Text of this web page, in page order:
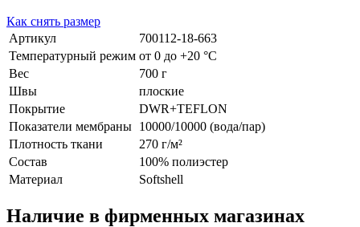
Как снять размер
Артикул
700112-18-663
Температурный режим от 0 до +20 °С
Вес
700 г
Швы
плоские
Покрытие
DWR+TEFLON
Показатели мембраны 10000/10000 (вода/пар)
Плотность ткани
270 г/м²
Состав
100% полиэстер
Материал
Softshell
Наличие в фирменных магазинах